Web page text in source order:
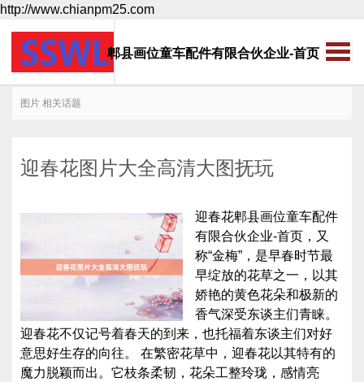
http://www.chianpm25.com
郫县画位童车配件有限合伙企业-首页
图片 相关话题
迎春花图片大全高清大图抚玩
迎春花郫县画位童车配件
有限合伙企业-首页，又
称“金梅”，是早春时节最
早绽放的花草之一，以其
娇艳的黄色花朵和极新的
香气深受东谈主们青睐。
迎春花不仅记号着春天的到来，也托福着东谈主们对好
意思好生存的向往。 在繁密花草中，迎春花以其特有的
魔力脱颖而出。它枝条柔韧，花朵工整玲珑，感情亮